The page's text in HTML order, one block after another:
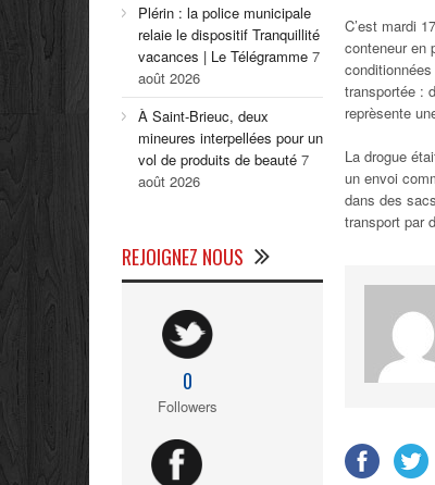
C’est mardi
conteneur en
transportée :
reprèsente
La drogue
un envoi
dans des
transport par
Plérin : la police municipale
relaie le dispositif Tranquillité
vacances | Le Télégramme 7
août 2026
À Saint-Brieuc, deux
mineures interpellées pour un
vol de produits de beauté 7
août 2026
REJOIGNEZ NOUS
0
Followers